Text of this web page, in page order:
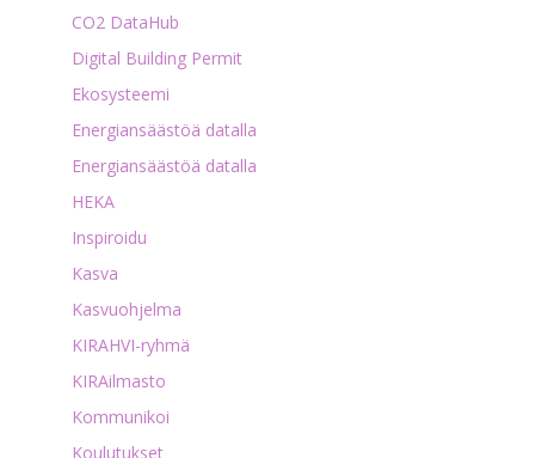
CO2 DataHub
Digital Building Permit
Ekosysteemi
Energiansäästöä datalla
Energiansäästöä datalla
HEKA
Inspiroidu
Kasva
Kasvuohjelma
KIRAHVI-ryhmä
KIRAilmasto
Kommunikoi
Koulutukset